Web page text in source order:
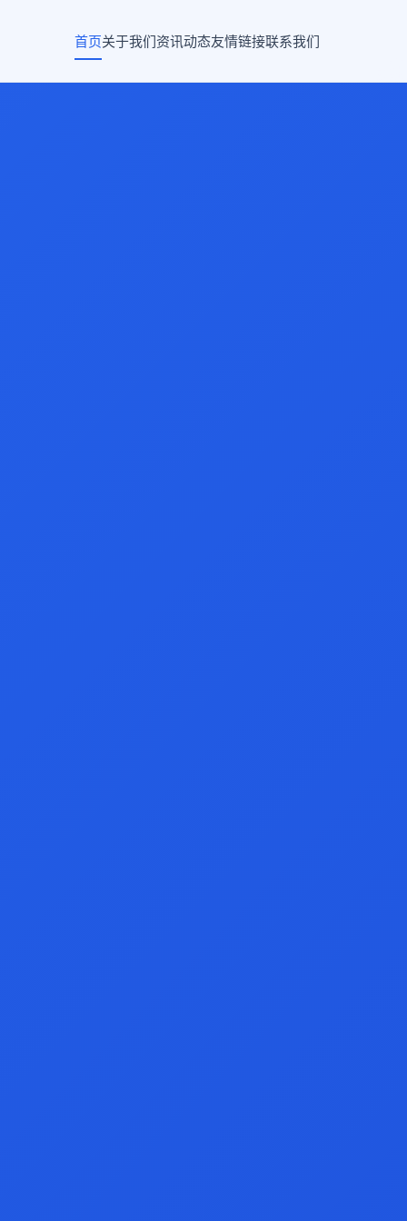
首页关于我们资讯动态友情链接联系我们